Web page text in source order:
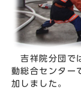
吉祥院分団で
動総合センター
加しました。